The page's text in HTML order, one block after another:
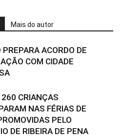
Mais do autor
PREPARA ACORDO DE
COM CIDADE
260 CRIANÇAS
NAS FÉRIAS DE
PELO
DE RIBEIRA DE PENA